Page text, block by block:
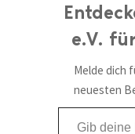
e.V.
Melde dich
neuesten
Gib deine E-Mail-Adresse ein ...